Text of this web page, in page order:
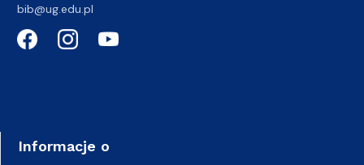
bib@ug.edu.pl
Informacje o